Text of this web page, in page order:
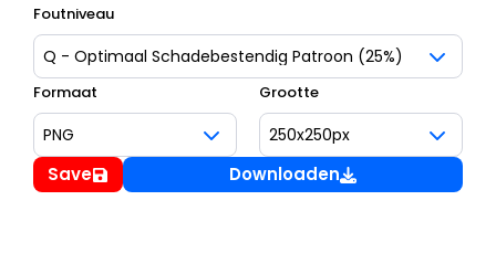
Foutniveau
Formaat Grootte
Save Downloaden